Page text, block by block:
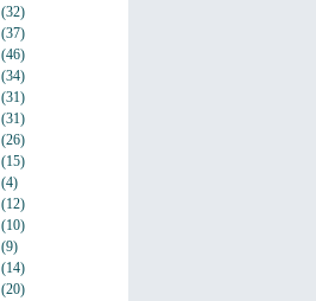
(32)
(37)
(46)
(34)
(31)
(31)
(26)
(15)
(4)
(12)
(10)
(9)
(14)
(20)